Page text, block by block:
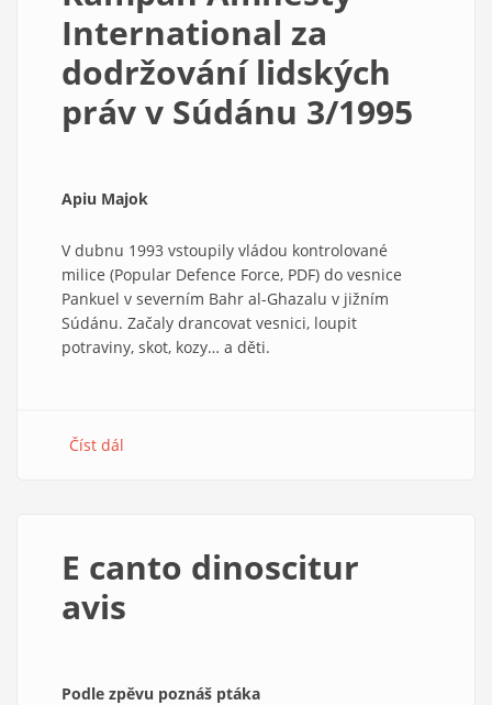
International za
dodržování lidských
práv v Súdánu 3/1995
Apiu Majok
V dubnu 1993 vstoupily vládou kontrolované
milice (Popular Defence Force, PDF) do vesnice
Pankuel v severním Bahr al-Ghazalu v jižním
Súdánu. Začaly drancovat vesnici, loupit
potraviny, skot, kozy… a děti.
Číst dál
dodržování
práv
3/1995
E canto dinoscitur
avis
Podle zpěvu poznáš ptáka